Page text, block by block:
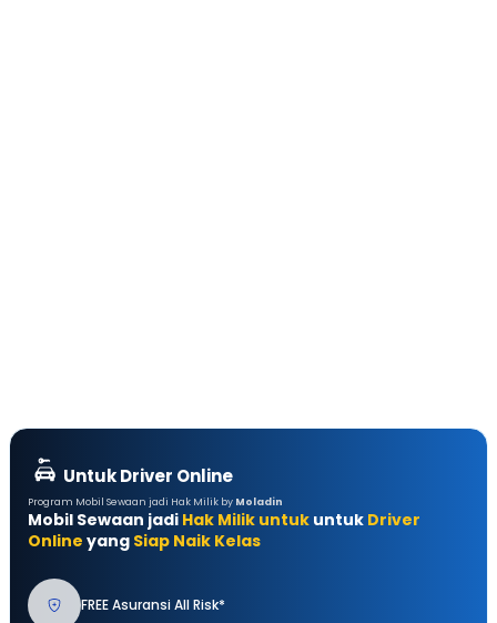
Untuk Driver Online
Program Mobil Sewaan jadi Hak Milik by Moladin
Mobil Sewaan jadi Hak Milik untuk untuk Driver
Online yang Siap Naik Kelas
FREE Asuransi All Risk*